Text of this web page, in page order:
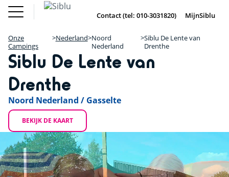
Overslaan
en
de
inhoud
gaan
Fun Pass
Parken)
Kopen
DE FR IE EN
Vakantie Inspiratie
Aanbiedingen
Accommodaties / Kampeerplaatsen
Ontdek Siblu
Fun Pass (Franse Parken)
Chalet Kopen
DE
Contact (tel: 010-3031820) MijnSiblu
Onze
Campings
Nederland Noord
Nederland
Siblu De Lente van
Drenthe
Siblu De Lente van
Drenthe
Noord Nederland / Gasselte
BEKIJK DE KAART
+
−